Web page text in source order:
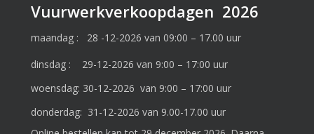
Vuurwerkverkoopdagen 2026
maandag : 28 -12-2026 van 09:00 – 17.00 uur
dinsdag : 29-12-2026 van 9:00 – 17:00 uur
woensdag: 30-12-2026 van 9:00 – 17:00 uur
donderdag: 31-12-2026 van 9.00-17.00 uur